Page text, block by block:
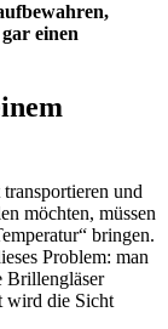
einen
und
möchten, müssen
bringen.
Problem: man
Brillengläser
wird die Sicht